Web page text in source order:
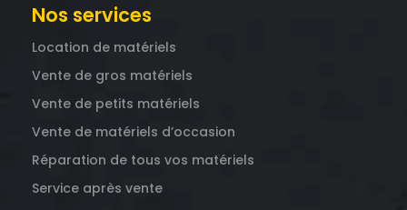
Nos services
Location de matériels
Vente de gros matériels
Vente de petits matériels
Vente de matériels d’occasion
Réparation de tous vos matériels
Service après vente